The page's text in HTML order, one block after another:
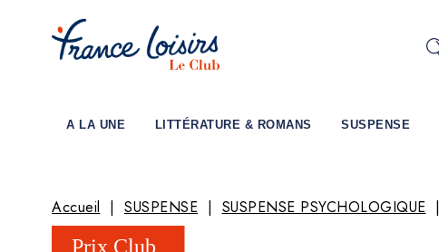
A LA UNE LITTÉRATURE & ROMANS SUSPENSE
Accueil SUSPENSE SUSPENSE PSYCHOLOGIQUE